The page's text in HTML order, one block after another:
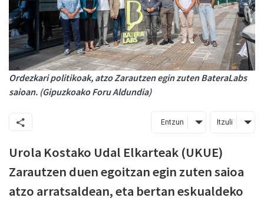
Ordezkari politikoak, atzo Zarautzen egin zuten BateraLabs
saioan. (Gipuzkoako Foru Aldundia)
Entzun Itzuli
Urola Kostako Udal Elkarteak (UKUE)
Zarautzen duen egoitzan egin zuten saioa
atzo arratsaldean, eta bertan eskualdeko